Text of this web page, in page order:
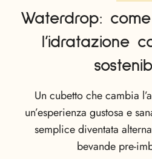
Waterdrop:
l’idratazione
Un cubetto che cambia
un’esperienza gustosa e
semplice diventata
bevande pre-